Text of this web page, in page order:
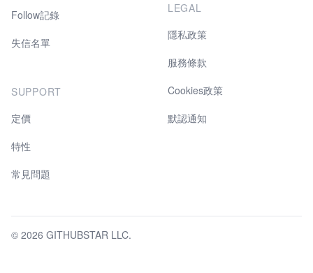
Follow記錄
失信名單
SUPPORT
定價
特性
常見問題
LEGAL
隱私政策
服務條款
Cookies政策
默認通知
© 2026 GITHUBSTAR LLC.